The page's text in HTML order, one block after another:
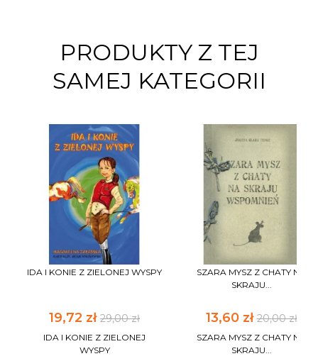
PRODUKTY Z TEJ
SAMEJ KATEGORII
IDA I KONIE Z ZIELONEJ WYSPY
19,72 zł 29,00 zł
IDA I KONIE Z ZIELONEJ
WYSPY
SZARA MYSZ Z CHATY NA
SKRAJU...
13,60 zł20,00 zł
SZARA MYSZ Z CHATY NA
SKRAJU...